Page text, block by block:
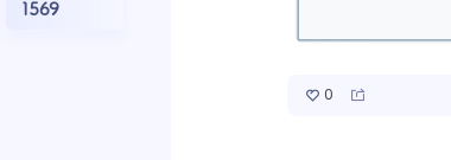
1569
0